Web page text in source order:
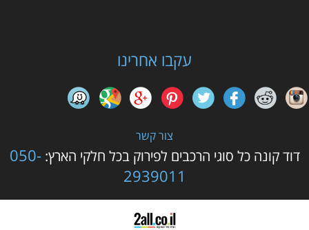
עקבו אחרינו
צור קשר
דוד קונה כל סוגי הרכבים לפירוק בכל חלקי הארץ:050-
2939011